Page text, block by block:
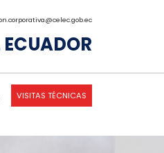
VISITAS TÉCNICAS